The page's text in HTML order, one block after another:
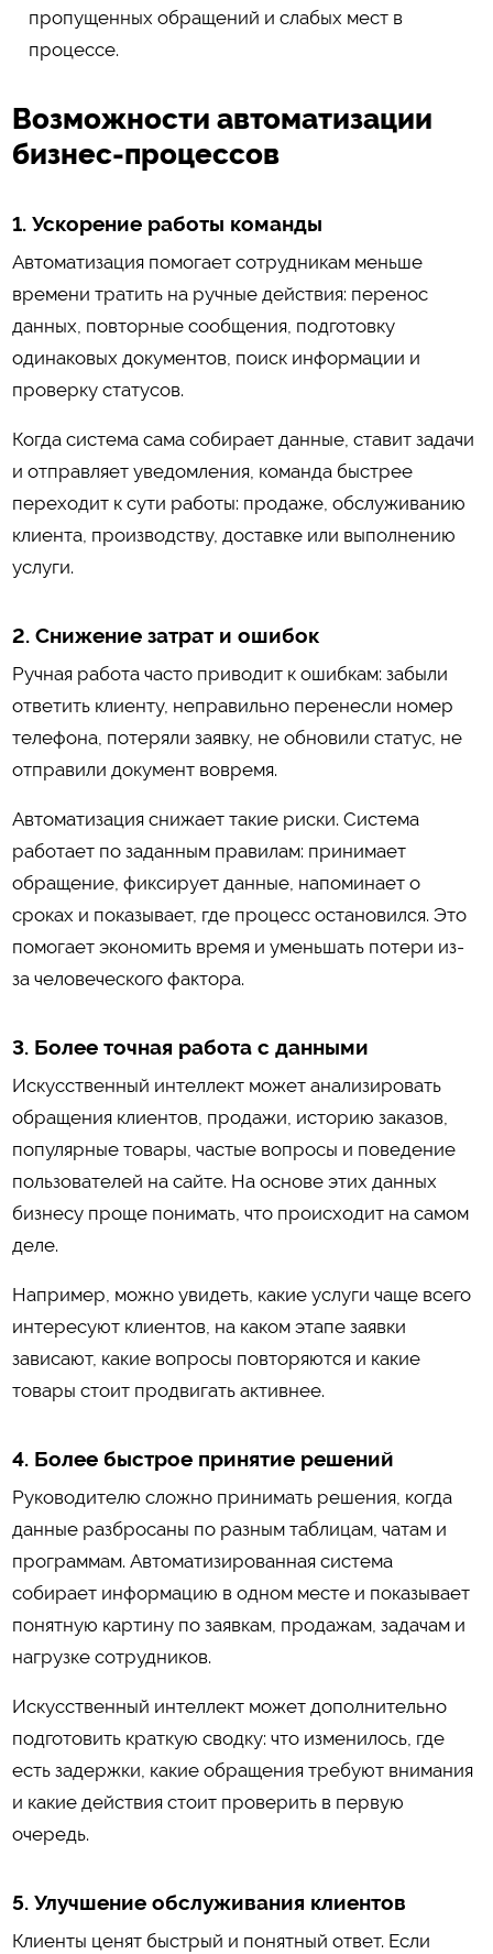
пропущенных обращений и слабых мест в
процессе.
Возможности автоматизации
бизнес-процессов
1. Ускорение работы команды
Автоматизация помогает сотрудникам меньше
времени тратить на ручные действия: перенос
данных, повторные сообщения, подготовку
одинаковых документов, поиск информации и
проверку статусов.
Когда система сама собирает данные, ставит задачи
и отправляет уведомления, команда быстрее
переходит к сути работы: продаже, обслуживанию
клиента, производству, доставке или выполнению
услуги.
2. Снижение затрат и ошибок
Ручная работа часто приводит к ошибкам: забыли
ответить клиенту, неправильно перенесли номер
телефона, потеряли заявку, не обновили статус, не
отправили документ вовремя.
Автоматизация снижает такие риски. Система
работает по заданным правилам: принимает
обращение, фиксирует данные, напоминает о
сроках и показывает, где процесс остановился. Это
помогает экономить время и уменьшать потери из-
за человеческого фактора.
3. Более точная работа с данными
Искусственный интеллект может анализировать
обращения клиентов, продажи, историю заказов,
популярные товары, частые вопросы и поведение
пользователей на сайте. На основе этих данных
бизнесу проще понимать, что происходит на самом
деле.
Например, можно увидеть, какие услуги чаще всего
интересуют клиентов, на каком этапе заявки
зависают, какие вопросы повторяются и какие
товары стоит продвигать активнее.
4. Более быстрое принятие решений
Руководителю сложно принимать решения, когда
данные разбросаны по разным таблицам, чатам и
программам. Автоматизированная система
собирает информацию в одном месте и показывает
понятную картину по заявкам, продажам, задачам и
нагрузке сотрудников.
Искусственный интеллект может дополнительно
подготовить краткую сводку: что изменилось, где
есть задержки, какие обращения требуют внимания
и какие действия стоит проверить в первую
очередь.
5. Улучшение обслуживания клиентов
Клиенты ценят быстрый и понятный ответ. Если